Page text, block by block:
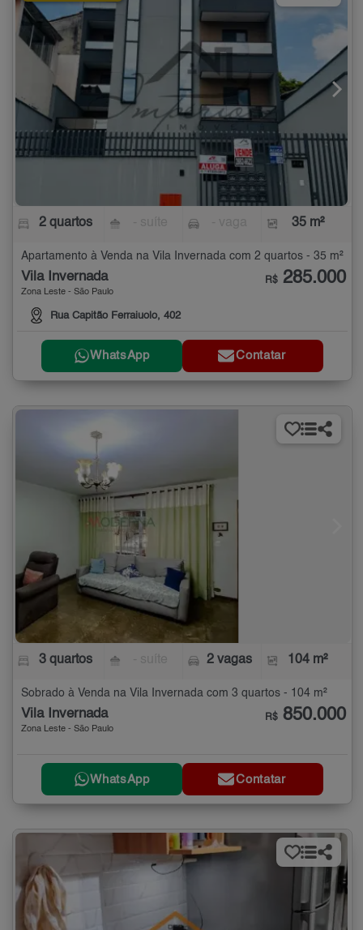
2 quartos 35 m²
Apartamento à Venda na Vila Invernada com 2 quartos - 35 m²
Vila Invernada
Zona Leste - São Paulo
Rua Capitão Ferraiuolo, 402
R$ 285.000
WhatsApp Contatar
3 quartos 2 vagas 104 m²
Sobrado à Venda na Vila Invernada com 3 quartos - 104 m²
Vila Invernada
Zona Leste - São Paulo
R$ 850.000
WhatsApp Contatar